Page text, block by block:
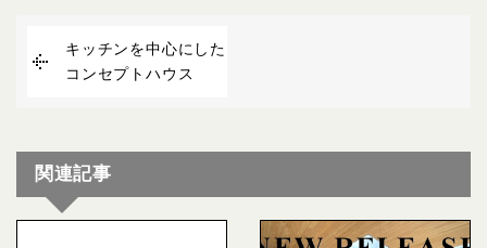
キッチンを中心にした
コンセプトハウス
関連記事